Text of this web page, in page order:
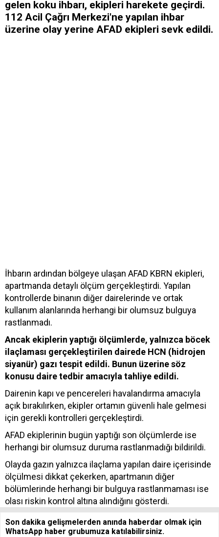
gelen koku ihbarı, ekipleri harekete geçirdi.
112 Acil Çağrı Merkezi'ne yapılan ihbar
üzerine olay yerine AFAD ekipleri sevk edildi.
İhbarın ardından bölgeye ulaşan AFAD KBRN ekipleri,
apartmanda detaylı ölçüm gerçekleştirdi. Yapılan
kontrollerde binanın diğer dairelerinde ve ortak
kullanım alanlarında herhangi bir olumsuz bulguya
rastlanmadı.
Ancak ekiplerin yaptığı ölçümlerde, yalnızca böcek
ilaçlaması gerçekleştirilen dairede HCN (hidrojen
siyanür) gazı tespit edildi. Bunun üzerine söz
konusu daire tedbir amacıyla tahliye edildi.
Dairenin kapı ve pencereleri havalandırma amacıyla
açık bırakılırken, ekipler ortamın güvenli hale gelmesi
için gerekli kontrolleri gerçekleştirdi.
AFAD ekiplerinin bugün yaptığı son ölçümlerde ise
herhangi bir olumsuz duruma rastlanmadığı bildirildi.
Olayda gazın yalnızca ilaçlama yapılan daire içerisinde
ölçülmesi dikkat çekerken, apartmanın diğer
bölümlerinde herhangi bir bulguya rastlanmaması ise
olası riskin kontrol altına alındığını gösterdi.
Son dakika gelişmelerden anında haberdar olmak için
WhatsApp haber grubumuza katılabilirsiniz.